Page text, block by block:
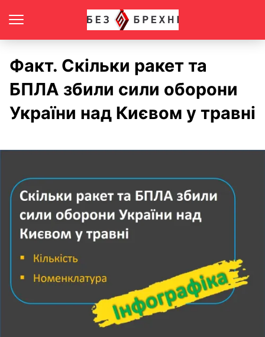
Факт. Скільки ракет та
БПЛА збили сили оборони
України над Києвом у травні